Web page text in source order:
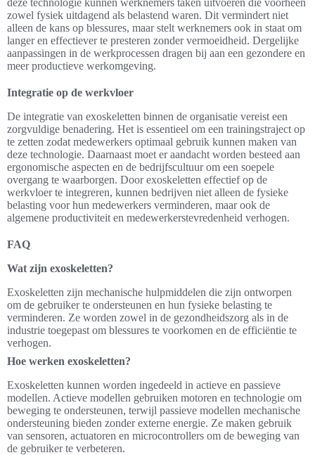
deze technologie kunnen werknemers taken uitvoeren die voorheen
zowel fysiek uitdagend als belastend waren. Dit vermindert niet
alleen de kans op blessures, maar stelt werknemers ook in staat om
langer en effectiever te presteren zonder vermoeidheid. Dergelijke
aanpassingen in de werkprocessen dragen bij aan een gezondere en
meer productieve werkomgeving.
Integratie op de werkvloer
De integratie van exoskeletten binnen de organisatie vereist een
zorgvuldige benadering. Het is essentieel om een trainingstraject op
te zetten zodat medewerkers optimaal gebruik kunnen maken van
deze technologie. Daarnaast moet er aandacht worden besteed aan
ergonomische aspecten en de bedrijfscultuur om een soepele
overgang te waarborgen. Door exoskeletten effectief op de
werkvloer te integreren, kunnen bedrijven niet alleen de fysieke
belasting voor hun medewerkers verminderen, maar ook de
algemene productiviteit en medewerkerstevredenheid verhogen.
FAQ
Wat zijn exoskeletten?
Exoskeletten zijn mechanische hulpmiddelen die zijn ontworpen
om de gebruiker te ondersteunen en hun fysieke belasting te
verminderen. Ze worden zowel in de gezondheidszorg als in de
industrie toegepast om blessures te voorkomen en de efficiëntie te
verhogen.
Hoe werken exoskeletten?
Exoskeletten kunnen worden ingedeeld in actieve en passieve
modellen. Actieve modellen gebruiken motoren en technologie om
beweging te ondersteunen, terwijl passieve modellen mechanische
ondersteuning bieden zonder externe energie. Ze maken gebruik
van sensoren, actuatoren en microcontrollers om de beweging van
de gebruiker te verbeteren.